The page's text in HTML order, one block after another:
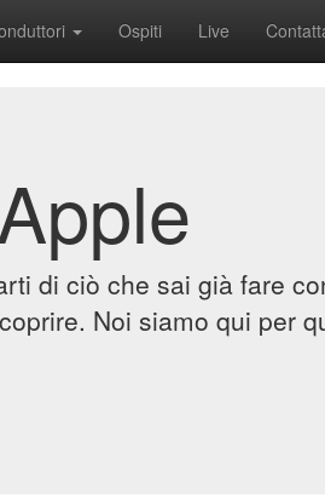
Ospiti Live
di ciò che sai già fare
Noi siamo qui per